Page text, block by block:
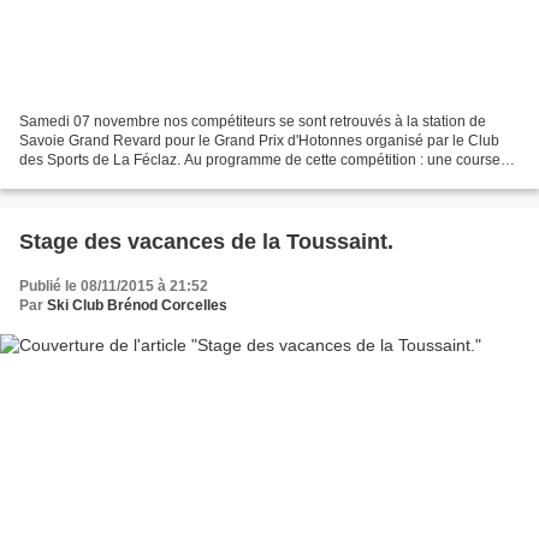
Samedi 07 novembre nos compétiteurs se sont retrouvés à la station de
Savoie Grand Revard pour le Grand Prix d'Hotonnes organisé par le Club
des Sports de La Féclaz. Au programme de cette compétition : une course
Stage des vacances de la Toussaint.
Publié le 08/11/2015 à 21:52
Par Ski Club Brénod Corcelles